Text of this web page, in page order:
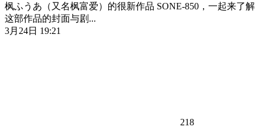
枫ふうあ（又名枫富爱）的很新作品 SONE-850，一起来了解
这部作品的封面与剧...
3月24日 19:21
218